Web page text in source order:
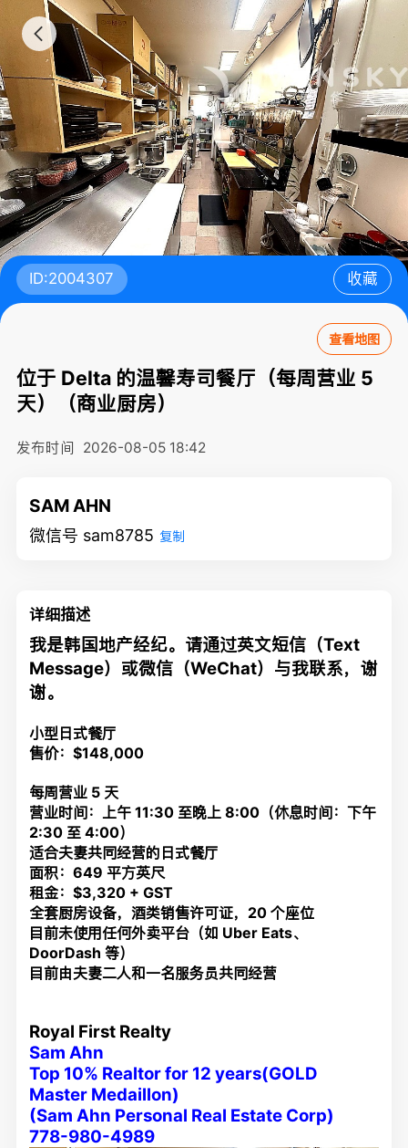
ID:2004307 收藏
查看地图
位于 Delta 的温馨寿司餐厅（每周营业 5
天）（商业厨房）
发布时间 2026-08-05 18:42
SAM AHN
微信号 sam8785 复制
详细描述
我是韩国地产经纪。请通过英文短信（Text
Message）或微信（WeChat）与我联系，谢
谢。
小型日式餐厅
售价：$148,000
每周营业 5 天
营业时间：上午 11:30 至晚上 8:00（休息时间：下午
2:30 至 4:00）
适合夫妻共同经营的日式餐厅
面积：649 平方英尺
租金：$3,320 + GST
全套厨房设备，酒类销售许可证，20 个座位
目前未使用任何外卖平台（如 Uber Eats、
DoorDash 等）
目前由夫妻二人和一名服务员共同经营
Royal First Realty
Sam Ahn
Top 10% Realtor for 12 years(GOLD
Master Medaillon)
(Sam Ahn Personal Real Estate Corp)
778-980-4989